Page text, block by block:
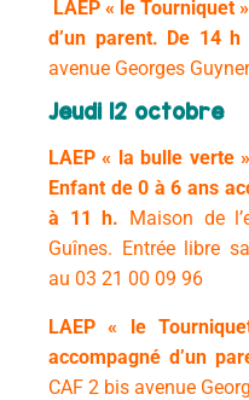
LAEP « le Tourniquet »
d’un parent. De 14
avenue Georges
Jeudi 12 octobre
LAEP « la bulle verte
Enfant de 0 à 6 ans
à 11 h.
Maison de
Guînes. Entrée libre
au 03 21 00 09 96
LAEP « le
accompagné d’un
CAF 2 bis avenue